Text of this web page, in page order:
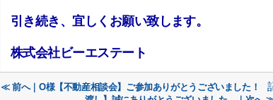
引き続き、宜しくお願い致します。
株式会社ビーエステート
≪ 前へ｜O様【不動産相談会】ご参加ありがとうございました！